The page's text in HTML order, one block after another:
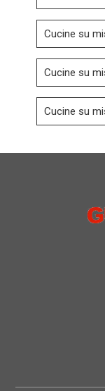
Cucine su
Cucine su
Cucine su